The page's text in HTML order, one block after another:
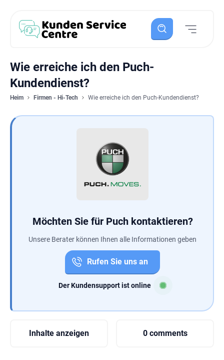
Wie erreiche ich den Puch-
Kundendienst?
Heim Firmen - Hi-Tech Wie erreiche ich den Puch-Kundendienst?
Möchten Sie für Puch kontaktieren?
Unsere Berater können Ihnen alle Informationen geben
Rufen Sie uns an
Der Kundensupport ist online
Inhalte anzeigen 0 comments